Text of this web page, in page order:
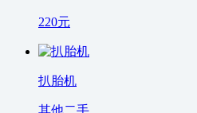
220元
扒胎机
其他二手